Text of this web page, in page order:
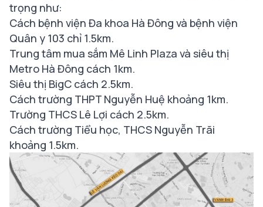
trọng như:
Cách bệnh viện Đa khoa Hà Đông và bệnh viện
Quân y 103 chỉ 1.5km.
Trung tâm mua sắm Mê Linh Plaza và siêu thị
Metro Hà Đông cách 1km.
Siêu thị BigC cách 2.5km.
Cách trường THPT Nguyễn Huệ khoảng 1km.
Trường THCS Lê Lợi cách 2.5km.
Cách trường Tiểu học, THCS Nguyễn Trãi
khoảng 1.5km.